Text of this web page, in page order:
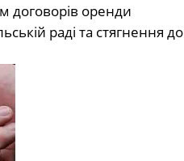
договорів оренди
раді та стягнення до